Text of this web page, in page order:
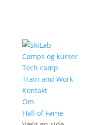
Camps og kurser
Tech camp
Train and Work
Kontakt
Om
Hall of Fame